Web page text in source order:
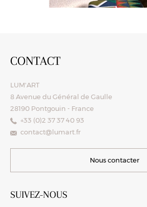
CONTACT
LUM'ART
8 Avenue du Général de Gaulle
28190 Pontgouin - France
+33 (0)2 37 37 40 93
contact@lumart.fr
Nous contacter
SUIVEZ-NOUS